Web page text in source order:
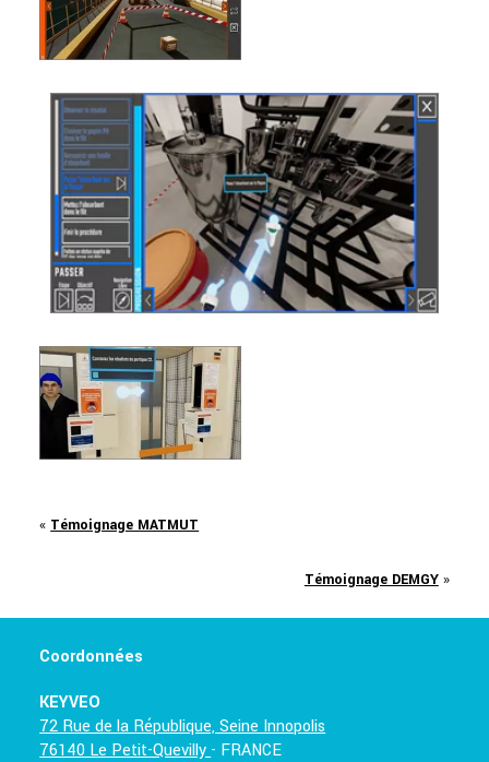
« Témoignage MATMUT
Témoignage DEMGY»
Coordonnées
KEYVEO
72 Rue de la République, Seine Innopolis
76140 Le Petit-Quevilly - FRANCE